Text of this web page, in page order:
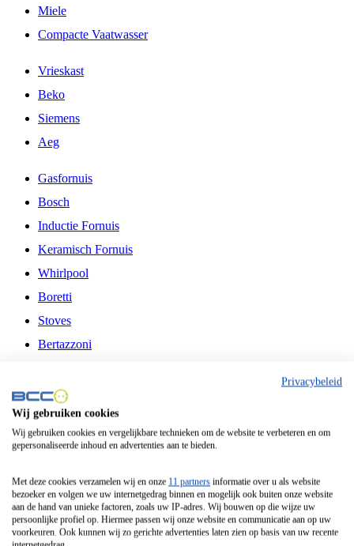
Miele
Compacte Vaatwasser
Vrieskast
Beko
Siemens
Aeg
Gasfornuis
Bosch
Inductie Fornuis
Keramisch Fornuis
Whirlpool
Boretti
Stoves
Bertazzoni
Fitelli
Airfryer
Frituurpan
Contactgrill
Broodbakmachine
Broodrooster
Privacybeleid
Wij gebruiken cookies
Wij gebruiken cookies en vergelijkbare technieken om de website te verbeteren en om
gepersonaliseerde inhoud en advertenties aan te bieden.
Met deze cookies verzamelen wij en onze 11 partners informatie over u als website
bezoeker en volgen we uw internetgedrag binnen en mogelijk ook buiten onze website
aan de hand van unieke factoren, zoals uw IP-adres. Wij bouwen op die wijze uw
persoonlijke profiel op. Hiermee passen wij onze website en communicatie aan op uw
voorkeuren. Ook kunnen wij zo gerichte advertenties laten zien op basis van uw recente